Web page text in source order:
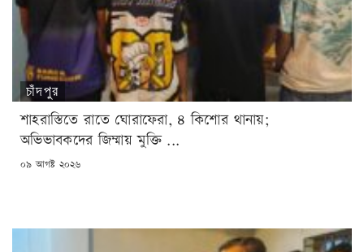
চাঁদপুর
শাহরাস্তিতে রাতে ঘোরাফেরা, ৪ কিশোর থানায়;
অভিভাবকদের জিম্মায় মুক্তি ...
POSTED
০৯ আগষ্ট ২০২৬